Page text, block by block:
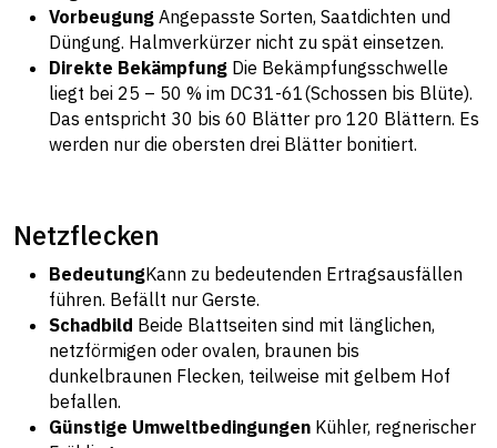
Vorbeugung Angepasste Sorten, Saatdichten und
Düngung. Halmverkürzer nicht zu spät einsetzen.
Direkte Bekämpfung Die Bekämpfungsschwelle
liegt bei 25 – 50 % im DC31-61(Schossen bis Blüte).
Das entspricht 30 bis 60 Blätter pro 120 Blättern. Es
werden nur die obersten drei Blätter bonitiert.
Netzflecken
BedeutungKann zu bedeutenden Ertragsausfällen
führen. Befällt nur Gerste.
Schadbild Beide Blattseiten sind mit länglichen,
netzförmigen oder ovalen, braunen bis
dunkelbraunen Flecken, teilweise mit gelbem Hof
befallen.
Günstige Umweltbedingungen Kühler, regnerischer